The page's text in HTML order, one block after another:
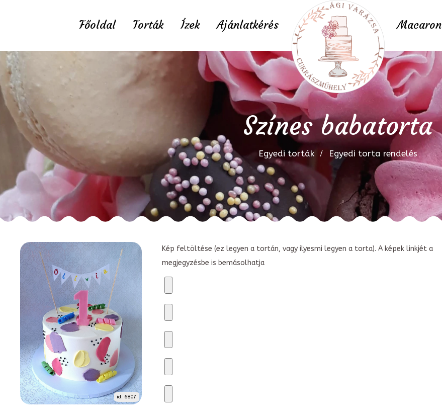
Főoldal Torták Ízek Ajánlatkérés Macaron
Színes babatorta
Egyedi torták Egyedi torta rendelés
id: 6807
Kép feltöltése (ez legyen a tortán, vagy ilyesmi legyen a torta). A képek linkjét a
megjegyzésbe is bemásolhatja